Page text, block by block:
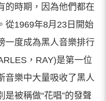
的時期，因為他們都在
從1969年8月23日開始
一度成為黑人音樂排行
，RAY)是第一位
音樂中大量吸收了黑人
被稱做“花唱”的發聲